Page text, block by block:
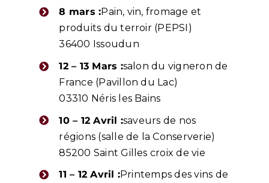
8 mars :Pain, vin, fromage et
produits du terroir (PEPSI)
36400 Issoudun
12 – 13 Mars :salon du vigneron de
France (Pavillon du Lac)
03310 Néris les Bains
10 – 12 Avril :saveurs de nos
régions (salle de la Conserverie)
85200 Saint Gilles croix de vie
11 – 12 Avril :Printemps des vins de